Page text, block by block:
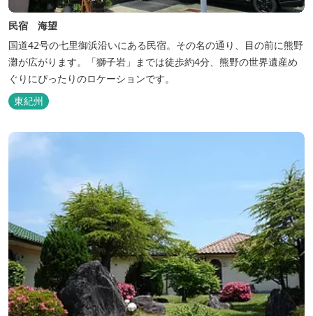
民宿 海望
国道42号の七里御浜沿いにある民宿。その名の通り、目の前に熊野
灘が広がります。「獅子岩」までは徒歩約4分、熊野の世界遺産め
ぐりにぴったりのロケーションです。
東紀州